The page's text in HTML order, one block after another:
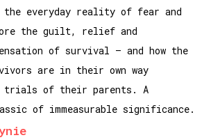
the everyday reality of fear and
the guilt, relief and
of survival – and how the
are in their own way
trials of their parents. A
of immeasurable significance.